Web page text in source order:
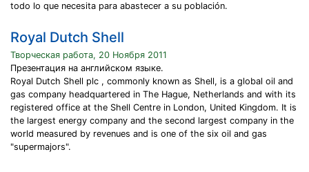
todo lo que necesita para abastecer a su población.
Royal Dutch Shell
Творческая работа, 20 Ноября 2011
Презентация на английском языке.
Royal Dutch Shell plc , commonly known as Shell, is a global oil and
gas company headquartered in The Hague, Netherlands and with its
registered office at the Shell Centre in London, United Kingdom. It is
the largest energy company and the second largest company in the
world measured by revenues and is one of the six oil and gas
"supermajors".